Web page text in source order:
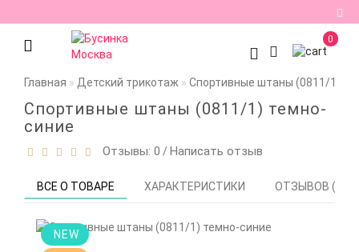
Регистрация
Авторизация
закладки
Сравнение
0
Главная Детский трикотаж Спортивные штаны (0811/1)
Спортивные штаны (0811/1) темно-
синие
Отзывы: 0 /Написать отзыв
ВСЕ О ТОВАРЕ ХАРАКТЕРИСТИКИ ОТЗЫВОВ (0)
NEW